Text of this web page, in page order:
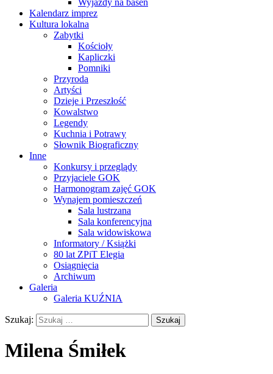
Wyjazdy na basen
Kalendarz imprez
Kultura lokalna
Zabytki
Kościoły
Kapliczki
Pomniki
Przyroda
Artyści
Dzieje i Przeszłość
Kowalstwo
Legendy
Kuchnia i Potrawy
Słownik Biograficzny
Inne
Konkursy i przeglądy
Przyjaciele GOK
Harmonogram zajęć GOK
Wynajem pomieszczeń
Sala lustrzana
Sala konferencyjna
Sala widowiskowa
Informatory / Książki
80 lat ZPiT Elegia
Osiągnięcia
Archiwum
Galeria
Galeria KUŹNIA
Szukaj:
Milena Śmiłek